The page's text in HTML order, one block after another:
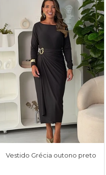
Vestido Grécia outono preto